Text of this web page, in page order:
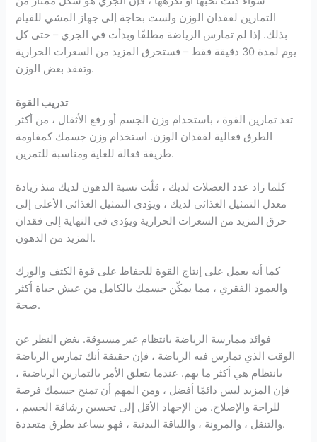
التمارين لفقدان الوزن ولست بحاجة إلى جهاز المشي للقيام
بذلك. إذا لم تمارس الرياضة مطلقًا وبدأت في الجري – حتى كل
يوم لمدة 30 دقيقة فقط – فستحرق المزيد من السعرات الحرارية
وتفقد بعض الوزن.
تدريب القوة
تعد تمارين القوة ، باستخدام وزن الجسم أو رفع الأثقال ، من أكثر
الطرق فعالية لفقدان الوزن. استخدام وزن جسمك كمقاومة
طريقة فعالة للغاية ومناسبة للتمرين.
كلما زاد عدد العضلات لديك ، قلّت نسبة الدهون لديك منذ زيادة
معدل التمثيل الغذائي لديك ، ويؤدي التمثيل الغذائي الأعلى إلى
حرق المزيد من السعرات الحرارية ويؤدي في النهاية إلى فقدان
المزيد من الدهون.
كما أنه يعمل على إنتاج القوة للحفاظ على قوة الكتف والورك
والعمود الفقري ، مما يمكّن جسمك بالكامل من عيش حياة أكثر
صحة.
فوائد ممارسة الرياضة بانتظام غير مسبوقة. بغض النظر عن
الوقت الذي تمارس فيه الرياضة ، فإن حقيقة أنك تمارس الرياضة
بانتظام هي أكثر ما يهم. عندما يتعلق الأمر بالتمارين الرياضية ،
فإن المزيد ليس دائمًا أفضل ، ومن المهم أن تمنح جسمك فرصة
للراحة والإصلاح. من الإجهاد الأقل إلى تحسين رشاقة الجسم ،
والتنقل ، والمرونة ، واللياقة البدنية ، فهو يساعد بطرق متعددة.